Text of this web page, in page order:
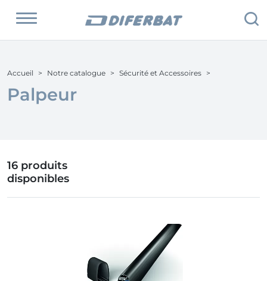
Accueil Notre catalogue Sécurité et Accessoires
Palpeur
16 produits
disponibles